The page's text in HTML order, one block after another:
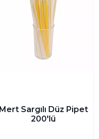
Mert Sargılı Düz Pipet
200'lü